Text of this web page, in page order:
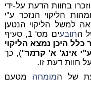
בחוות הדעת על-ידי
הליקוי הנזכר ע"י
למשל הליקוי הנטען
התובע
ים מס' 1, סעיף
היכן נמצא הליקוי
אינג' א' קרמר"), כך
חוות דעת זו.
של המומחה מטעם